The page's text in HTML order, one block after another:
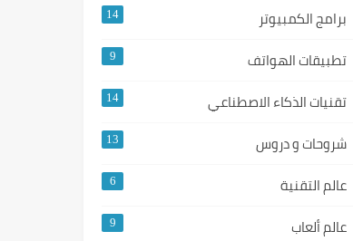
برامج الكمبيوتر 14
تطبيقات الهواتف 9
تقنيات الذكاء الاصطناعي 14
شروحات و دروس 13
عالم التقنية 6
عالم ألعاب 9